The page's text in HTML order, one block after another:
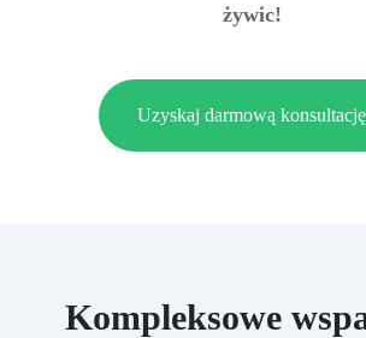
żywic!
Uzyskaj darmową konsultację
Kompleksowe